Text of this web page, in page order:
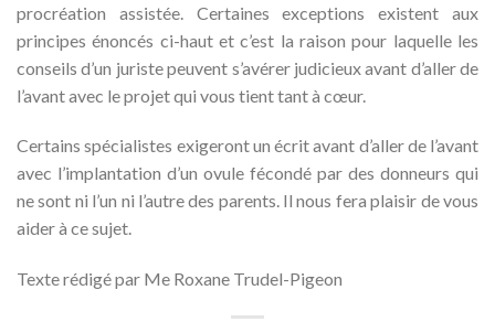
procréation assistée. Certaines exceptions existent aux
principes énoncés ci-haut et c’est la raison pour laquelle les
conseils d’un juriste peuvent s’avérer judicieux avant d’aller de
l’avant avec le projet qui vous tient tant à cœur.
Certains spécialistes exigeront un écrit avant d’aller de l’avant
avec l’implantation d’un ovule fécondé par des donneurs qui
ne sont ni l’un ni l’autre des parents. Il nous fera plaisir de vous
aider à ce sujet.
Texte rédigé par Me Roxane Trudel-Pigeon